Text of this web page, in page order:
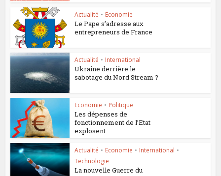
Actualité • Economie
Le Pape s’adresse aux
entrepreneurs de France
Actualité • International
Ukraine derrière le
sabotage du Nord Stream ?
Economie • Politique
Les dépenses de
fonctionnement de l’Etat
explosent
Actualité • Economie • International •
Technologie
La nouvelle Guerre du